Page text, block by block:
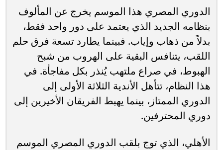
الدوري المصري هذا الموسم يخرج عن المألوف
بنظامه الجديد الذي يعتمد على دور واحد فقط،
بدلاً من ذهاب وإياب. فبينما يطارد تسعة فرق حلم
اللقب، يتنافس البقية على الهروب من شبح
الهبوط، في صراع ملتهب يُنذر بكل مفاجأة. في
هذا النظام، تتأهل الأندية الثلاثة الأولى إلى
الدوري الممتاز، بينما يهبط الفريقان الأخيرين إلى
دوري المحترفين.
الأهلي، الذي توج بلقب الدوري المصري الموسم